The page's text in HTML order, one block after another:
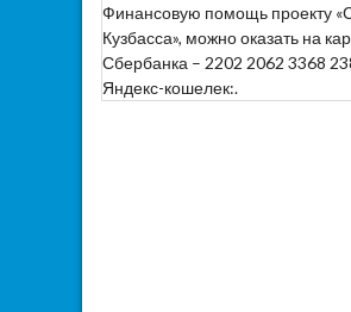
Финансовую помощь проекту
Кузбасса», можно оказать на
Сбербанка – 2202 2062 3368
Яндекс-кошелек:.